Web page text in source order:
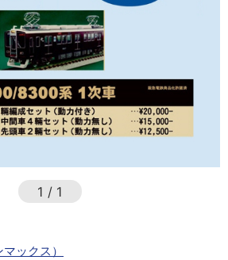
1 / 1
ックス）